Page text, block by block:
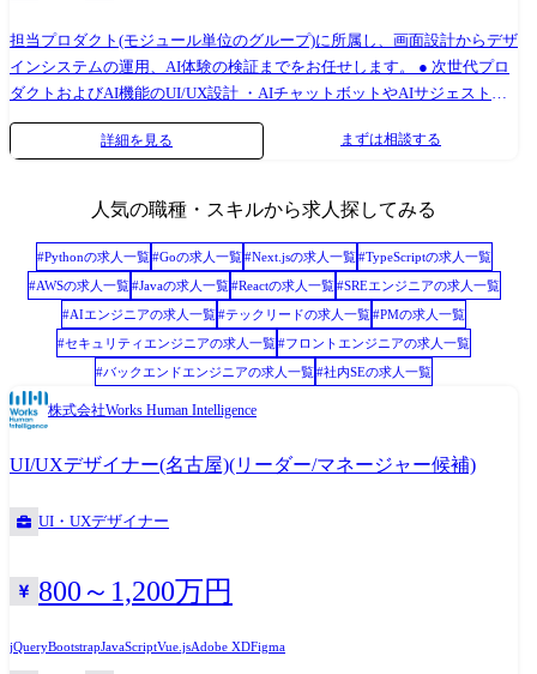
ュニケーションツール: Slack, Gsuite ・AIツール: GitHub Copilot,
Gemini ●デザイン環境 ・デザインツール: Figma ・言語: HTML、
CSS、JavaScript (Vue, React, jQuery) ・コミュニケーションツール:
Slack, Google Workspace
担当プロダクト(モジュール単位のグループ)に所属し、画面設計からデザ
インシステムの運用、AI体験の検証までをお任せします。 ● 次世代プロ
ダクトおよびAI機能のUI/UX設計 ・AIチャットボットやAIサジェスト機
能を組み込んだ、次世代HRテックのUXリサーチおよび画面設計 ・新規
機能のオブジェクト指向UIに基づく画面モデリング、および既存の機能
デプスヒアリング、および社内営業・コンサルタント経由でのUXリサー
チの主導 ・ワイヤーフレーム、およびインタラクションプロトタイプの
作成・検証 ● デザインシステム・文化の組織実装 ・プロダクト横断の
UI/UXデザインガイドラインの確立・運用 ・大規模のプロダクトエンジ
ニアに対するUI/UXデザインレビュー、および実装支援 ・既存製品へウ
ェブアクセシビリティの観点を組み込む全社的推進 ・UI/UXの定量評価
(データによる体験の可視化)の指標づくりと実行 ・グループ内の若手デ
ザイナーに対するメンタリング・育成支援 ●配属組織 ※2026年6月時点
・製品開発部門約600名 ※協力会社社員含む └各製品/開発領域で組織が
分かれ、それぞれ数⼗名程度在籍 └モジュール単位でそれぞれ数名程度
グループ在籍 ●技術スタック ・デザインツール: Adobe XD, Figma ・開
ュニケーションツール: Slack, Gsuite ・AIツール: GitHub Copilot,
Gemini ●デザイン環境 ・デザインツール: Figma ・言語: HTML、
Slack, Google Workspace
詳細を見る まずは相談する
人気の職種・スキルから求人探してみる
#Pythonの求人一覧 #Goの求人一覧 #Next.jsの求人一覧 #TypeScriptの求人一覧
#AWSの求人一覧 #Javaの求人一覧 #Reactの求人一覧 #SREエンジニアの求人一覧
#AIエンジニアの求人一覧#テックリードの求人一覧#PMの求人一覧
#セキュリティエンジニアの求人一覧#フロントエンジニアの求人一覧
#バックエンドエンジニアの求人一覧#社内SEの求人一覧
株式会社Works Human Intelligence
UI/UXデザイナー(名古屋)(リーダー/マネージャー候補)
UI・UXデザイナー
800～1,200万円
jQueryBootstrapJavaScriptVue.jsAdobe XDFigma